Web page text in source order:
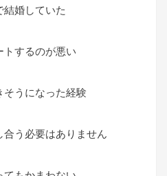
婚していた
トするのが悪い
うになった経験
う必要はありません